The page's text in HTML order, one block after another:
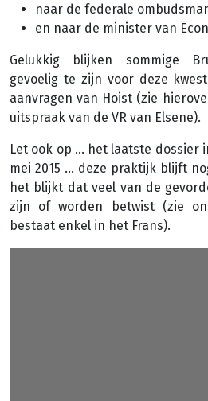
naar de federale
en naar de minister van
Gelukkig blijken sommige
gevoelig te zijn voor deze
aanvragen van Hoist (zie
uitspraak van de VR van Elsene).
Let ook op … het laatste dossier
mei 2015 … deze praktijk blijft
het blijkt dat veel van de
zijn of worden betwist (zie
bestaat enkel in het Frans).